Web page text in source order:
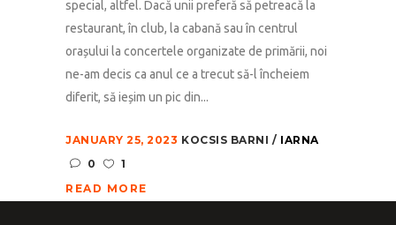
special, altfel. Dacă unii preferă să petreacă la
restaurant, în club, la cabană sau în centrul
orașului la concertele organizate de primării, noi
ne-am decis ca anul ce a trecut să-l încheiem
diferit, să ieșim un pic din...
JANUARY 25, 2023 KOCSIS BARNI
IARNA
0
1
READ MORE